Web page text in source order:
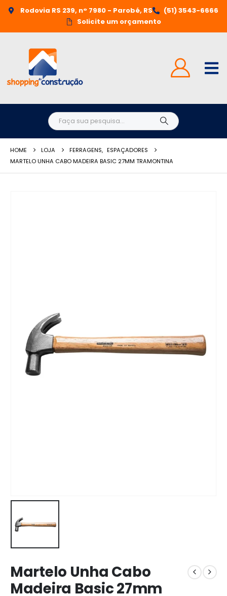
Rodovia RS 239, n° 7980 - Parobé, RS
(51) 3543-6666
Solicite um orçamento
HOME LOJA FERRAGENS, ESPAÇADORES
MARTELO UNHA CABO MADEIRA BASIC 27MM TRAMONTINA
Martelo Unha Cabo
Madeira Basic 27mm